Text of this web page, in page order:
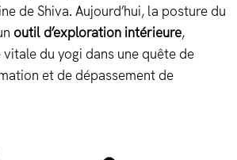
de Shiva. Aujourd’hui, la posture du
outil d’exploration intérieure,
du yogi dans une quête de
et de dépassement de